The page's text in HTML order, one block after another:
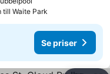
till Waite Park
Se priser